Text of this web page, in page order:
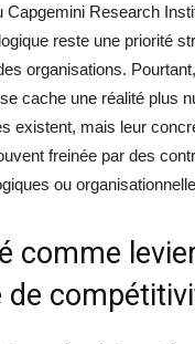
Capgemini Research
reste une priorité
organisations.
cache une réalité plus
existent, mais leur
freinée par des
ou
comme
de